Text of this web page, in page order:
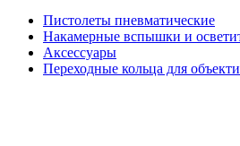
Пистолеты пневматические
Накамерные вспышки и
Аксессуары
Переходные кольца для